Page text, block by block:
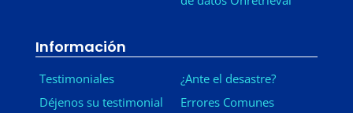
Información
Testimoniales
Déjenos su testimonial
¿Ante el desastre?
Errores Comunes